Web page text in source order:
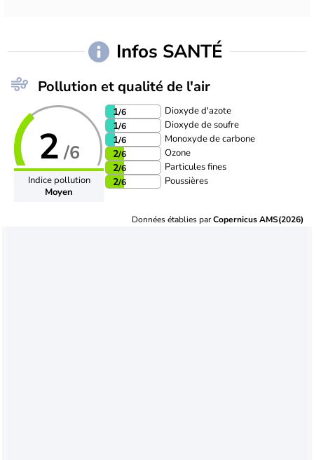
Infos SANTÉ
Pollution et qualité de l'air
2 /6
Indice pollution
Moyen
1/6 Dioxyde d'azote
1/6 Dioxyde de soufre
1/6 Monoxyde de carbone
2/6 Ozone
2/6 Particules fines
2/6 Poussières
Données établies parCopernicus AMS(2026)